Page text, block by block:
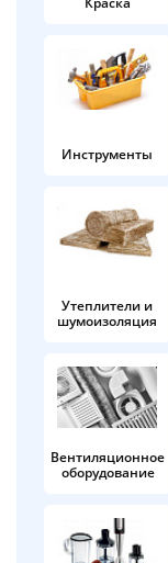
Инструменты
Утеплители и
шумоизоляция
Вентиляционное
оборудование
в корзину
25%
по25%
Подробнее
об оплате